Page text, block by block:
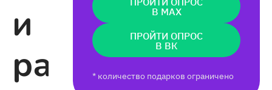
и
раздельное
В MAX
ПРОЙТИ ОПРОС
В ВК
* количество подарков ограничено